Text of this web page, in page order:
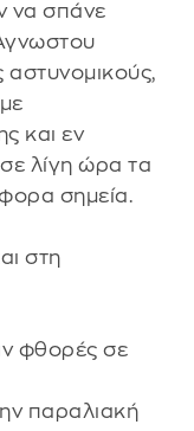
να σπάνε
αστυνομικούς,
και εν
λίγη ώρα τα
σημεία.
στη
φθορές σε
παραλιακή